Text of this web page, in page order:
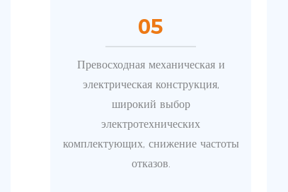
05
Превосходная механическая и
электрическая конструкция,
широкий выбор
электротехнических
комплектующих, снижение частоты
отказов.